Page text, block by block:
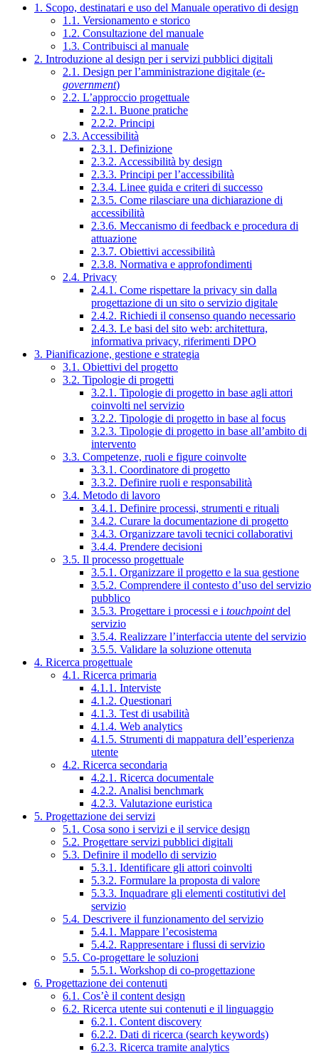
1. Scopo, destinatari e uso del Manuale operativo di design
1.1. Versionamento e storico
1.2. Consultazione del manuale
1.3. Contribuisci al manuale
2. Introduzione al design per i servizi pubblici digitali
2.1. Design per l’amministrazione digitale (e-
government)
2.2. L’approccio progettuale
2.2.1. Buone pratiche
2.2.2. Principi
2.3. Accessibilità
2.3.1. Definizione
2.3.2. Accessibilità by design
2.3.3. Principi per l’accessibilità
2.3.4. Linee guida e criteri di successo
2.3.5. Come rilasciare una dichiarazione di
accessibilità
2.3.6. Meccanismo di feedback e procedura di
attuazione
2.3.7. Obiettivi accessibilità
2.3.8. Normativa e approfondimenti
2.4. Privacy
2.4.1. Come rispettare la privacy sin dalla
progettazione di un sito o servizio digitale
2.4.2. Richiedi il consenso quando necessario
2.4.3. Le basi del sito web: architettura,
informativa privacy, riferimenti DPO
3. Pianificazione, gestione e strategia
3.1. Obiettivi del progetto
3.2. Tipologie di progetti
3.2.1. Tipologie di progetto in base agli attori
coinvolti nel servizio
3.2.2. Tipologie di progetto in base al focus
3.2.3. Tipologie di progetto in base all’ambito di
intervento
3.3. Competenze, ruoli e figure coinvolte
3.3.1. Coordinatore di progetto
3.3.2. Definire ruoli e responsabilità
3.4. Metodo di lavoro
3.4.1. Definire processi, strumenti e rituali
3.4.2. Curare la documentazione di progetto
3.4.3. Organizzare tavoli tecnici collaborativi
3.4.4. Prendere decisioni
3.5. Il processo progettuale
3.5.1. Organizzare il progetto e la sua gestione
3.5.2. Comprendere il contesto d’uso del servizio
pubblico
3.5.3. Progettare i processi e i touchpointdel
servizio
3.5.4. Realizzare l’interfaccia utente del servizio
3.5.5. Validare la soluzione ottenuta
4. Ricerca progettuale
4.1. Ricerca primaria
4.1.1. Interviste
4.1.2. Questionari
4.1.3. Test di usabilità
4.1.4. Web analytics
4.1.5. Strumenti di mappatura dell’esperienza
utente
4.2. Ricerca secondaria
4.2.1. Ricerca documentale
4.2.2. Analisi benchmark
4.2.3. Valutazione euristica
5. Progettazione dei servizi
5.1. Cosa sono i servizi e il service design
5.2. Progettare servizi pubblici digitali
5.3. Definire il modello di servizio
5.3.1. Identificare gli attori coinvolti
5.3.2. Formulare la proposta di valore
5.3.3. Inquadrare gli elementi costitutivi del
servizio
5.4. Descrivere il funzionamento del servizio
5.4.1. Mappare l’ecosistema
5.4.2. Rappresentare i flussi di servizio
5.5. Co-progettare le soluzioni
5.5.1. Workshop di co-progettazione
6. Progettazione dei contenuti
6.1. Cos’è il content design
6.2. Ricerca utente sui contenuti e il linguaggio
6.2.1. Content discovery
6.2.2. Dati di ricerca (search keywords)
6.2.3. Ricerca tramite analytics